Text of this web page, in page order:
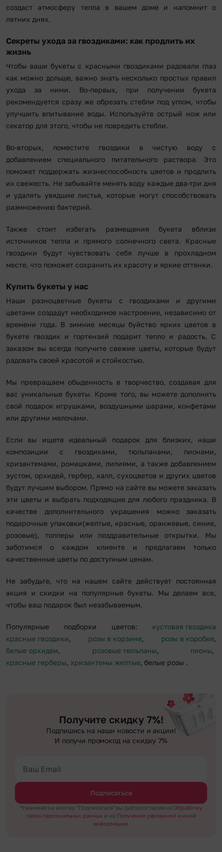
создаст атмосферу тепла в вашем доме и напомнит о
летних днях.
Секреты ухода за гвоздиками: как продлить их
жизнь
Чтобы ваши букеты с красными гвоздиками радовали глаз
как можно дольше, важно знать несколько простых правил
ухода за ними. Во-первых, при получении букета
рекомендуется сразу же обрезать стебли под углом, чтобы
улучшить впитывание воды. Используйте острый нож или
секатор для этого, чтобы не повредить стебли.
Во-вторых, поместите гвоздики в чистую воду с
добавлением специального питательного раствора. Это
поможет поддержать жизнеспособность цветов и продлить
их свежесть. Не забывайте менять воду каждые два-три дня
и удалять увядшие листья, которые могут способствовать
размножению бактерий.
Также стоит избегать размещения букета вблизи
источников тепла и прямого солнечного света. Красные
гвоздики будут чувствовать себя лучше в прохладном
месте, что поможет сохранить их красоту и яркие оттенки.
Купить букеты у нас
Наши разноцветные букеты с гвоздиками и другими
цветами создадут необходимое настроение, независимо от
времени года. В зимние месяцы буйство ярких цветов в
букете гвоздик и гортензий подарит тепло и радость. С
заказом вы всегда получите свежие цветы, которые будут
радовать своей красотой и стойкостью.
Мы превращаем обыденность в творчество, создавая для
вас уникальные букеты. Кроме того, вы можете дополнить
свой подарок игрушками, воздушными шарами, конфетами
или другими мелочами.
Если вы ищете идеальный подарок для близких, наши
композиции с гвоздиками, тюльпанами, пионами,
хризантемами, ромашками, лилиями, а также добавлением
эустом, орхидей, гербер, калл, сухоцветов и других цветов
будут лучшим выбором. Прямо на сайте вы можете заказать
эти цветы и выбрать подходящие для любого праздника. В
качестве дополнительного украшения можно заказать
подарочные упаковки(желтые, красные, оранжевые, синие,
розовые), топперы или поздравительные открытки. Мы
заботимся о каждом клиенте и предлагаем только
качественные цветы по доступным ценам.
Не забудьте, что на нашем сайте действует постоянная
акция и скидки на популярные букеты. Мы делаем все,
чтобы ваш подарок был незабываемым.
Популярные подборки цветов: кустовая гвоздика
красные гвоздики, розы в корзине, розы в коробке,
белые орхидеи, розовые тюльпаны, пионы,
красные герберы, хризантемы желтые, белые розы .
Получите скидку 7%!
Подпишись на наши новости и акции!
И получи промокод на скидку 7%
Подписаться
*Нажимая на кнопку "Подписаться" вы даёте согласие на Обработку
своих персональных данных и на Получение рекламной и иной
информации.